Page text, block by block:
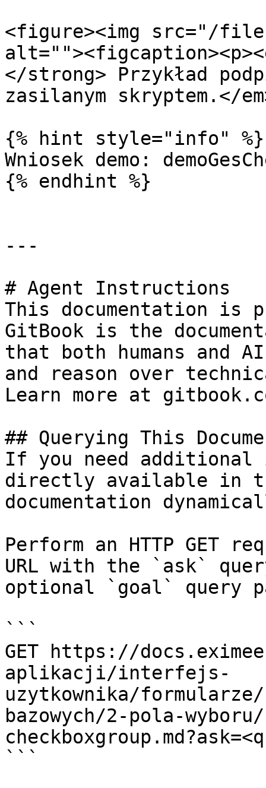
<figure><img src="/files/
</strong> Przykład
zasilanym skryptem.</
{% hint style="info" %}
Wniosek demo:
{% endhint %}
---
# Agent Instructions
This documentation is
GitBook is the
that both humans and
and reason over
Learn more at
## Querying This
If you need
directly available in
documentation
Perform an HTTP GET
URL with the `ask`
optional `goal` query
```
GET https://
aplikacji/interfejs-
uzytkownika/
bazowych/2-pola-
```